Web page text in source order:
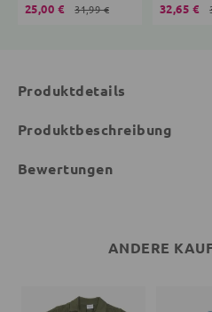
25,00 € 31,99 € 32,65 €
Produktdetails
Produktbeschreibung
Bewertungen
ANDERE